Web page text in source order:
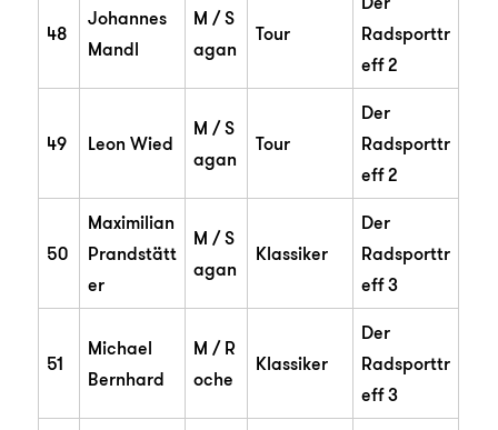
48
Johannes
Mandl
M / S
agan
Tour
Radsporttr
eff 2
49 Leon Wied
M / S
agan
Tour
Der
Radsporttr
eff 2
50
Maximilian
Prandstätt
er
M / S
agan
Klassiker
Der
Radsporttr
eff 3
51
Michael
Bernhard
M / R
oche
Klassiker
Der
Radsporttr
eff 3